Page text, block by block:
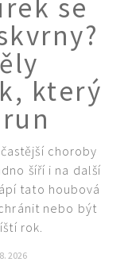
se
který
choroby
šíří i na další
tato houbová
nebo být
rok.
2026